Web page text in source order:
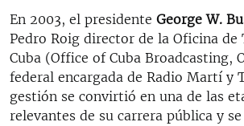
En 2003, el presidente George W.
Pedro Roig director de la Oficina de
Cuba (Office of Cuba Broadcasting,
federal encargada de Radio Martí y
gestión se convirtió en una de las
relevantes de su carrera pública y